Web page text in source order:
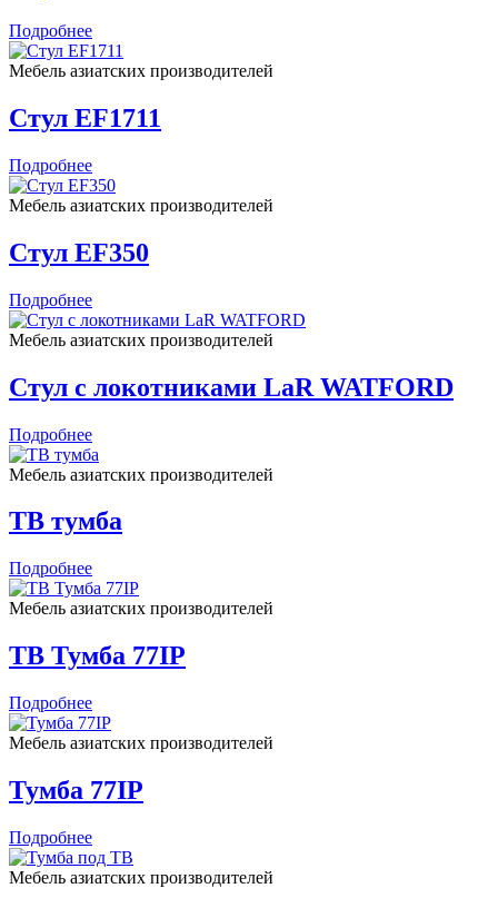
Подробнее
Мебель азиатских производителей
Стул EF1711
Подробнее
Мебель азиатских производителей
Стул EF350
Подробнее
Мебель азиатских производителей
Стул с локотниками LaR WATFORD
Подробнее
Мебель азиатских производителей
ТВ тумба
Подробнее
Мебель азиатских производителей
ТВ Тумба 77IP
Подробнее
Мебель азиатских производителей
Тумба 77IP
Подробнее
Мебель азиатских производителей